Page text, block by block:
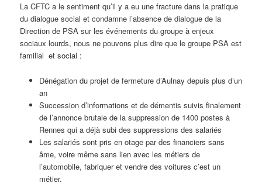
La CFTC a le sentiment qu’il y a eu une fracture dans la pratique
du dialogue social et condamne l’absence de dialogue de la
Direction de PSA sur les événements du groupe à enjeux
sociaux lourds, nous ne pouvons plus dire que le groupe PSA est
familial et social :
Dénégation du projet de fermeture d’Aulnay depuis plus d’un
an
Succession d’informations et de démentis suivis finalement
de l’annonce brutale de la suppression de 1400 postes à
Rennes qui a déjà subi des suppressions des salariés
Les salariés sont pris en otage par des financiers sans
âme, voire même sans lien avec les métiers de
l’automobile, fabriquer et vendre des voitures c’est un
métier.